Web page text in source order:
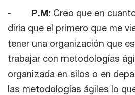
- P.M: Creo que en
diría que el primero que me
tener una organización que
trabajar con metodologías
organizada en silos o en
las metodologías ágiles lo